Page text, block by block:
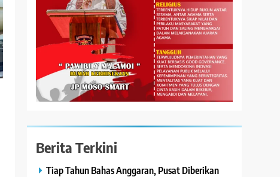
Berita Terkini
Tiap Tahun Bahas Anggaran, Pusat Diberikan